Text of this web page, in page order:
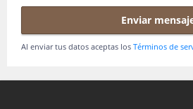
Enviar
Al enviar tus datos aceptas los Términos de